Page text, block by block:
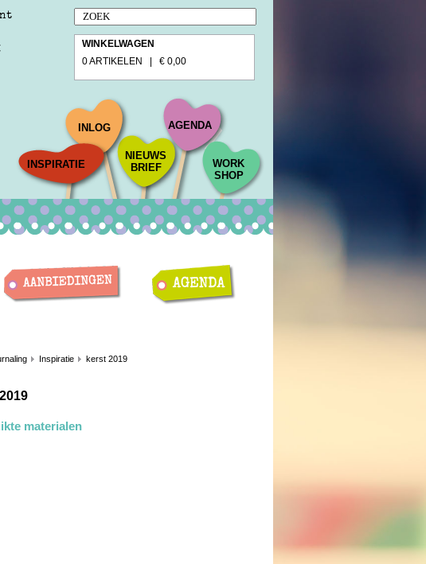
WINKELWAGEN
0 ARTIKELEN | € 0,00
INSPIRATIE
INLOG
NIEUWS
BRIEF
AGENDA
WORK
SHOP
Inspiratie kerst 2019
materialen